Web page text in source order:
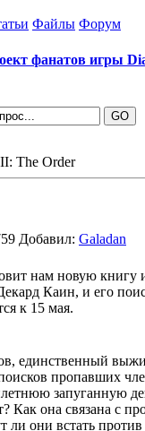
Файлы Форум
фанатов игры
The Order
Добавил: Galadan
нам новую книгу
Каин, и его
к 15 мая.
единственный
пропавших
запуганную
Как она связана с
они встать